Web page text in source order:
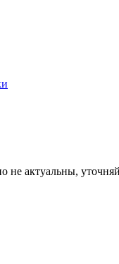
не актуальны,